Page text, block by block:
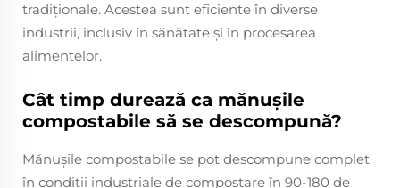
tradiționale. Acestea sunt eficiente în diverse
industrii, inclusiv în sănătate și în procesarea
alimentelor.
Cât timp durează ca mănușile
compostabile să se descompună?
Mănușile compostabile se pot descompune complet
în condiții industriale de compostare în 90-180 de